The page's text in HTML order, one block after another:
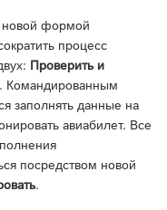
новой формой
процесс
Проверить и
. Командированным
заполнять данные на
авиабилет. Все
посредством новой
.